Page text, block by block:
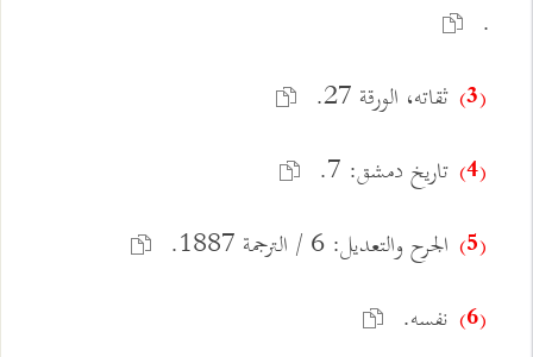
.
(3) ثقاته، الورقة 27.
(4) تاريخ دمشق: 7.
(5) الجرح والتعديل: 6 / الترجمة 1887.
(6) نفسه.